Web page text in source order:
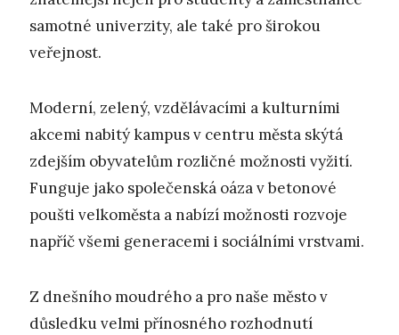
samotné univerzity, ale také pro širokou
veřejnost.
Moderní, zelený, vzdělávacími a kulturními
akcemi nabitý kampus v centru města skýtá
zdejším obyvatelům rozličné možnosti vyžití.
Funguje jako společenská oáza v betonové
poušti velkoměsta a nabízí možnosti rozvoje
napříč všemi generacemi i sociálními vrstvami.
Z dnešního moudrého a pro naše město v
důsledku velmi přínosného rozhodnutí